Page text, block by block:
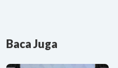
Baca Juga